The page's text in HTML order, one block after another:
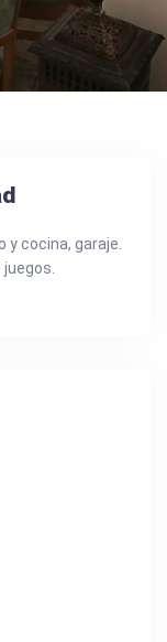
y cocina, garaje.